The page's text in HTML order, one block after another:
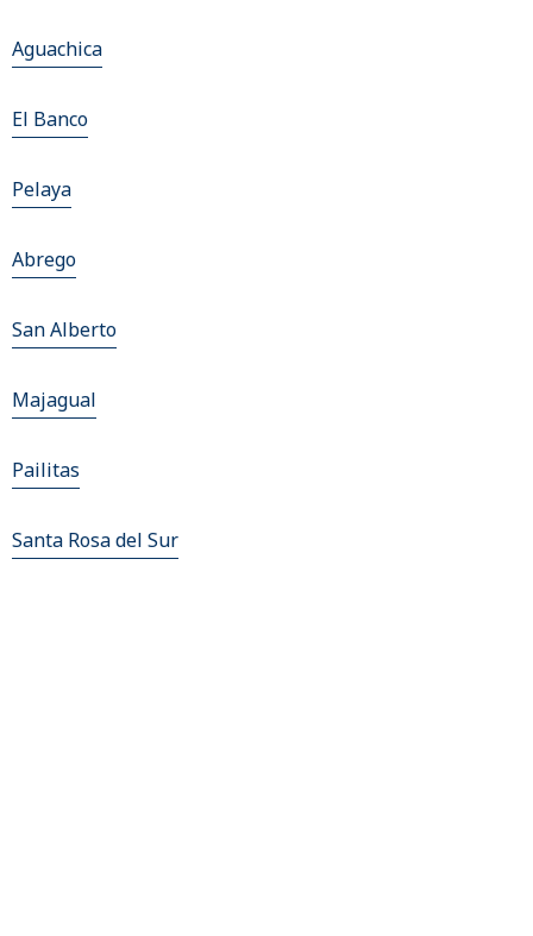
Aguachica
El Banco
Pelaya
Abrego
San Alberto
Majagual
Pailitas
Santa Rosa del Sur